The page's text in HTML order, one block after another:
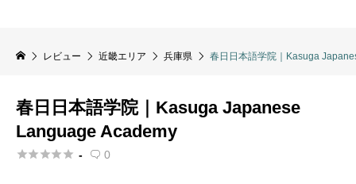
レビュー 近畿エリア 兵庫県 春日日本語学院｜Kasuga
春日日本語学院｜Kasuga Japanese
Language Academy
 -  0